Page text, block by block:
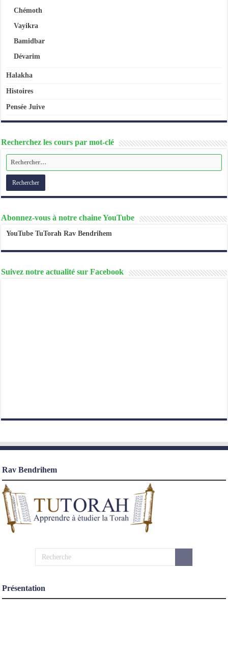
Chémoth
Vayikra
Bamidbar
Dévarim
Halakha
Histoires
Pensée Juive
Recherchez les cours par mot-clé
Abonnez-vous à notre chaine YouTube
YouTube TuTorah Rav Bendrihem
Suivez notre actualité sur Facebook
Rav Bendrihem
Présentation